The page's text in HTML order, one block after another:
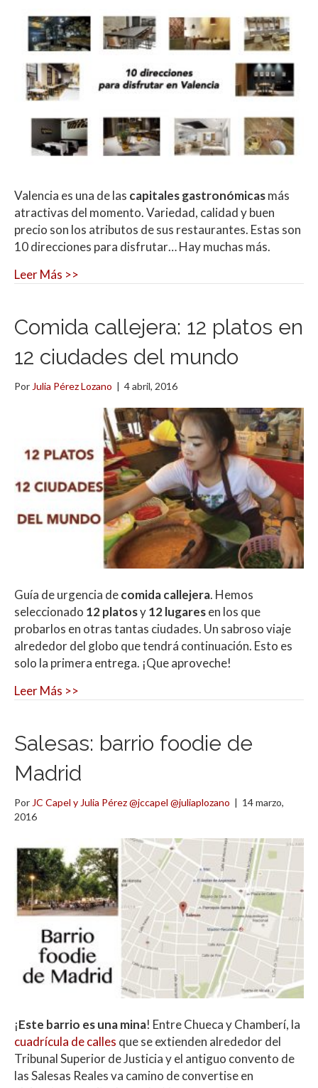
Valencia es una de las capitales gastronómicasmás
atractivas del momento. Variedad, calidad y buen
precio son los atributos de sus restaurantes. Estas son
10 direcciones para disfrutar… Hay muchas más.
Leer Más >>
Comida callejera: 12 platos en
12 ciudades del mundo
Por Julia Pérez Lozano | 4 abril, 2016
Guía de urgencia decomida callejera. Hemos
seleccionado 12 platosy12 lugaresen los que
probarlos en otras tantas ciudades. Un sabroso viaje
alrededor del globo que tendrá continuación. Esto es
solo la primera entrega. ¡Que aproveche!
Leer Más >>
Salesas: barrio foodie de
Madrid
Por JC Capel y Julia Pérez @jccapel @juliaplozano | 14 marzo,
2016
¡Este barrio es una mina! Entre Chueca y Chamberí, la
cuadrícula de calles que se extienden alrededor del
Tribunal Superior de Justicia y el antiguo convento de
las Salesas Reales va camino de convertise en